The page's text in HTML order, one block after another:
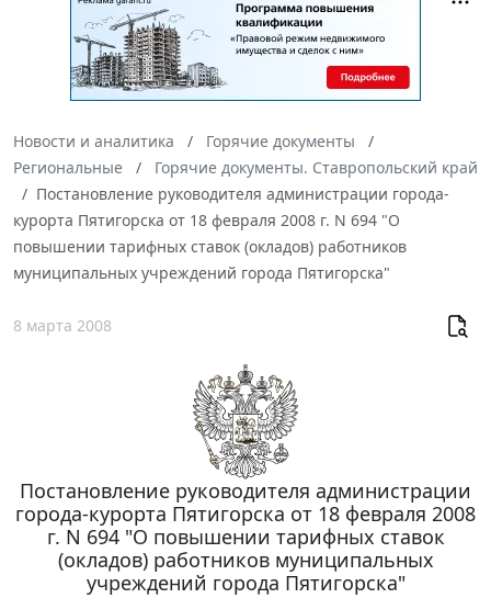
Новости и аналитика
Горячие документы
Региональные
Горячие документы. Ставропольский край
Постановление руководителя администрации города-
курорта Пятигорска от 18 февраля 2008 г. N 694 "О
повышении тарифных ставок (окладов) работников
муниципальных учреждений города Пятигорска"
8 марта 2008
Постановление руководителя администрации
города-курорта Пятигорска от 18 февраля 2008
г. N 694 "О повышении тарифных ставок
(окладов) работников муниципальных
учреждений города Пятигорска"